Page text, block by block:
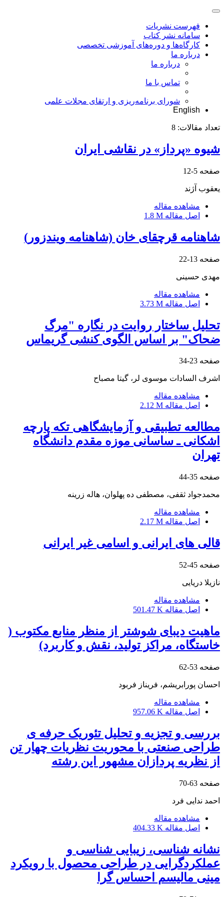
فهرست نشریات
سامانه نشر کتاب
کارگاه‌ها و دوره‌های آموزشی تخصصی
درباره ما
درباره ما
تماس با ما
شورای برنامه‌ریزی و ارتقای مجلات علمی
English
تعداد مقالات: 8
شیوه «پرداز» در نقاشی ایران
صفحه 5-12
یعقوب آژند
مشاهده مقاله
اصل مقاله 1.8 M
شاهنامه قرچقای خان (شاهنامه ویندزور)
صفحه 13-22
مهدی حسینی
مشاهده مقاله
اصل مقاله 3.73 M
تحلیل ساختار روایت در نگاره "مرگ
ضحاک" بر اساس الگوی کنشی گریماس
صفحه 23-34
اشرف السادات موسوی لر، گیتا مصباح
مشاهده مقاله
اصل مقاله 2.12 M
مطالعه تطبیقی و آزمایشگاهی تکه پارچه
اشکانی ـ ساسانی موزه مقدم دانشگاه
تهران
صفحه 35-44
محمدجواد ثقفی، مصطفی ده پهلوان، هاله زرینه
مشاهده مقاله
اصل مقاله 2.17 M
قالی های ایرانی و اسامی غیر ایرانی
صفحه 45-52
نازیلا دریایی
مشاهده مقاله
اصل مقاله 501.47 K
ماهیت دیبای شوشتر از منظر منابع مکتوب (
خاستگاه، مراکز تولید، نقش و کاربرد)
صفحه 53-62
احسان پورابریشم، فریناز فربود
مشاهده مقاله
اصل مقاله 957.06 K
بررسی و تجزیه و تحلیل تئوریک حرفه ی
طراحی صنعتی با محوریت نظریات چهار تن
از نظریه پردازان مشهور این رشته
صفحه 63-70
احمد ندایی فرد
مشاهده مقاله
اصل مقاله 404.33 K
نشانه شناسی، زیبایی شناسی و
عملکردگرایی در طراحی محصول با رویکرد
مینی مالیسم احساس گرا